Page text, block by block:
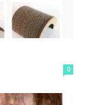
0